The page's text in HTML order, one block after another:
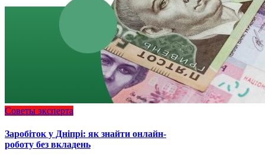
Советы эксперта
Заробіток у Дніпрі: як знайти онлайн-
роботу без вкладень